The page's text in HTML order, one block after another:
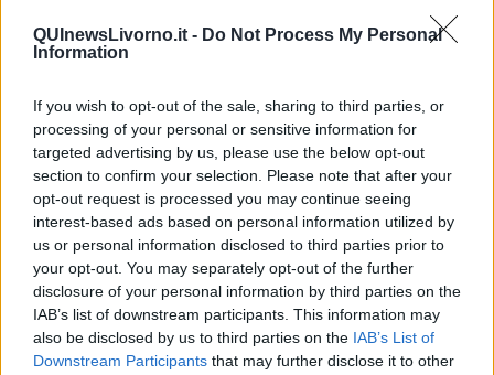
QUInewsLivorno.it - Do Not Process My Personal
Information
If you wish to opt-out of the sale, sharing to third parties, or
processing of your personal or sensitive information for
targeted advertising by us, please use the below opt-out
section to confirm your selection. Please note that after your
opt-out request is processed you may continue seeing
interest-based ads based on personal information utilized by
us or personal information disclosed to third parties prior to
your opt-out. You may separately opt-out of the further
disclosure of your personal information by third parties on the
IAB’s list of downstream participants. This information may
also be disclosed by us to third parties on the IAB’s List of
Downstream Participants that may further disclose it to other
Vacanze a km zero
​Buone Vacan(si)e!
​Storie antiche di tempi moderni
​Quello che alle mamme non dicono
Adultescenza
Homo imbecillis
​4 anni di Blog
Quando il silenzio è aggressivo
​Il passato, questo conosciuto!
​Clima ballerino e sbalzi d’umore
La maternità
​L’uomo o l’orso?
Non hanno un amico a teatro​
​Tutta una questione di rispetto
​Cose che ci esauriscono